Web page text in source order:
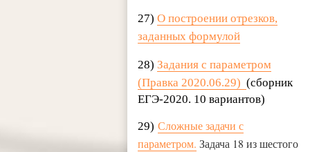
27)О построении отрезков,
заданных формулой
28)Задания с параметром
(Правка 2020.06.29)(сборник
ЕГЭ-2020. 10 вариантов)
29) Сложные задачи с
параметром. Задача 18 из шестого